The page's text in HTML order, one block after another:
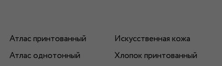
Атлас принтованный
Атлас однотонный
Искусственная кожа
Хлопок принтованный